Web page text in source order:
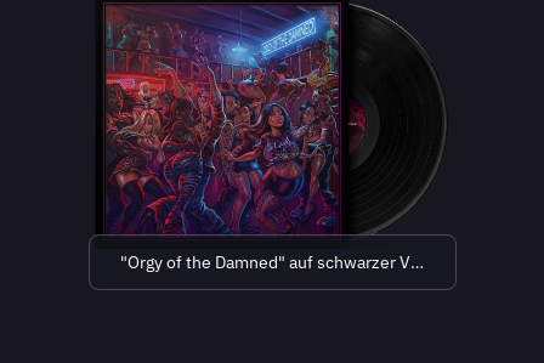
"Orgy of the Damned" auf schwarzer Vinyl